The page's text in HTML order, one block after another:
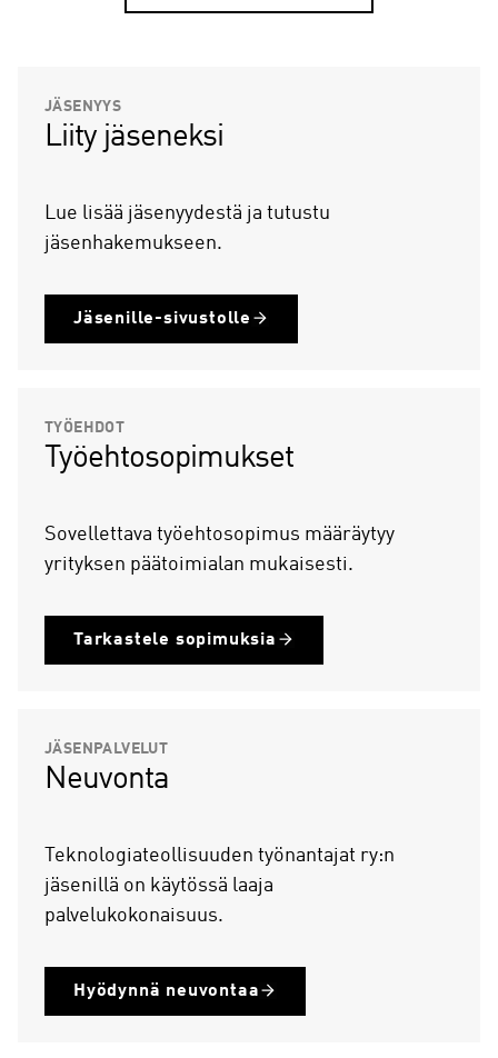
JÄSENYYS
Liity jäseneksi
Lue lisää jäsenyydestä ja tutustu
jäsenhakemukseen.
Jäsenille-sivustolle
TYÖEHDOT
Työehtosopimukset
Sovellettava työehtosopimus määräytyy
yrityksen päätoimialan mukaisesti.
Tarkastele sopimuksia
JÄSENPALVELUT
Neuvonta
Teknologiateollisuuden työnantajat ry:n
jäsenillä on käytössä laaja
palvelukokonaisuus.
Hyödynnä neuvontaa